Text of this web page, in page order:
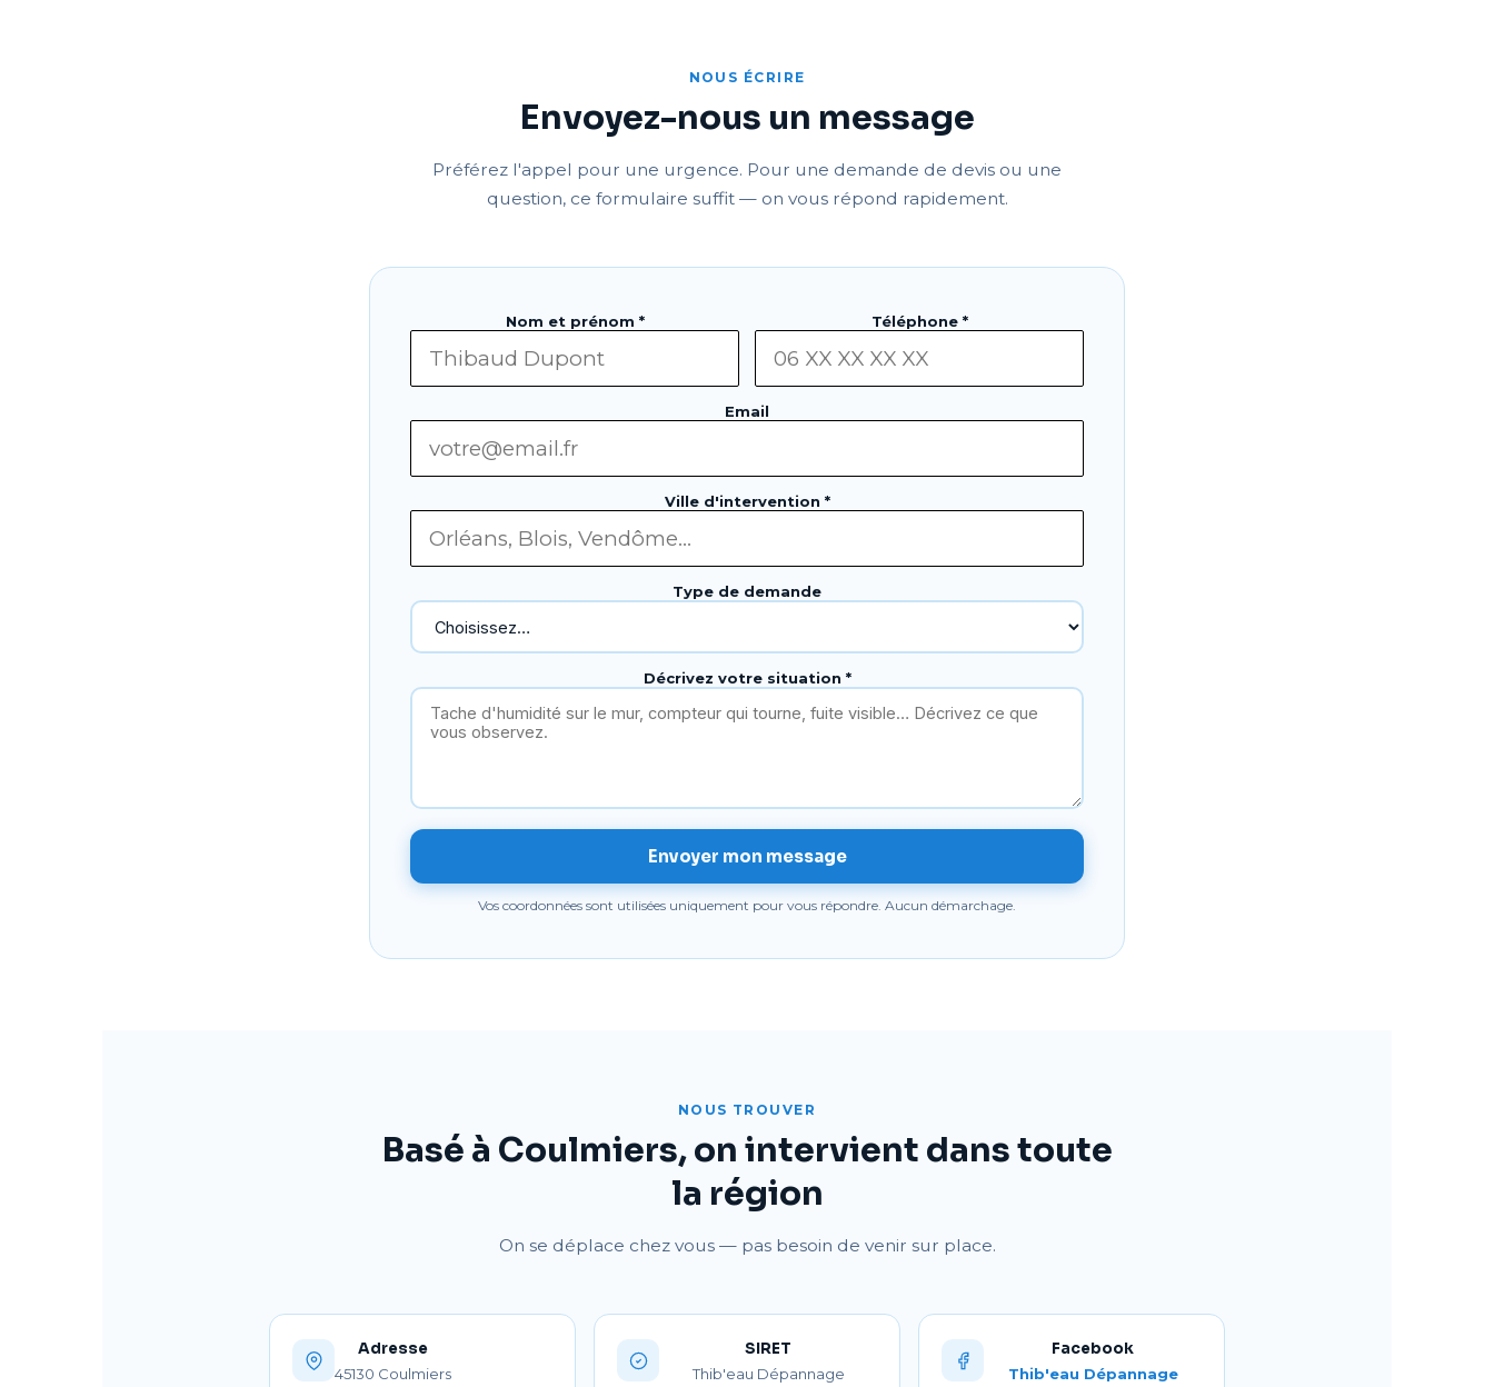
NOUS ÉCRIRE
Envoyez-nous un message
Préférez l'appel pour une urgence. Pour une demande de devis ou une
question, ce formulaire suffit — on vous répond rapidement.
Nom et prénom * Téléphone *
Email
Ville d'intervention *
Type de demande
Décrivez votre situation *
Envoyer mon message
Vos coordonnées sont utilisées uniquement pour vous répondre. Aucun démarchage.
NOUS TROUVER
Basé à Coulmiers, on intervient dans toute
la région
On se déplace chez vous — pas besoin de venir sur place.
Adresse
45130 Coulmiers
SIRET
Thib'eau Dépannage
Facebook
Thib'eau Dépannage